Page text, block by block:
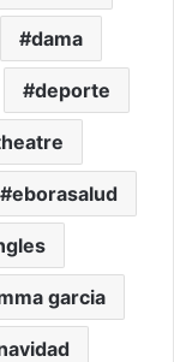
dama
deporte
eborasalud
garcia